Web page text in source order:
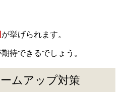
が挙げられます。
待できるでしょう。
ムアップ対策